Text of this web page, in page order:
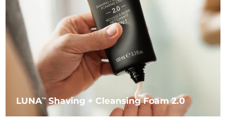
LUNATM Shaving + Cleansing Foam 2.0